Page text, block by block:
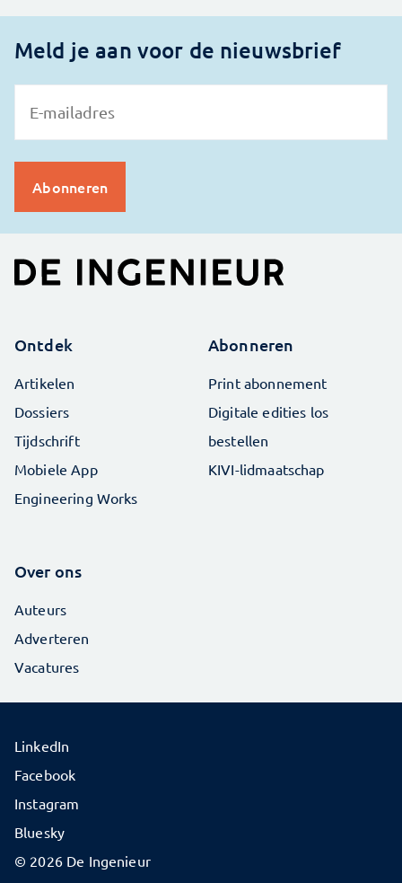
Meld je aan voor de nieuwsbrief
Ontdek
Artikelen
Dossiers
Tijdschrift
Mobiele App
Engineering Works
Abonneren
Print abonnement
Digitale edities los
bestellen
KIVI-lidmaatschap
Over ons
Auteurs
Adverteren
Vacatures
© 2026 De Ingenieur
LinkedIn
Facebook
Instagram
Bluesky